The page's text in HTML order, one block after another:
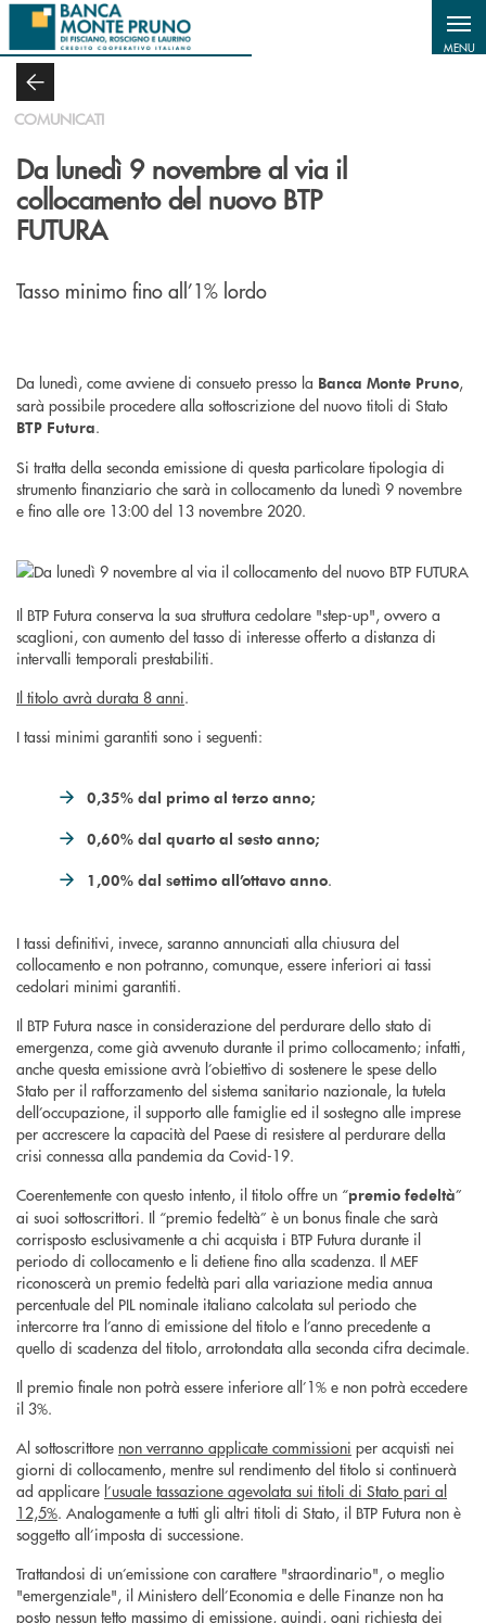
Salta al contenuto principale
MENU
COMUNICATI
Da lunedì 9 novembre al via il
collocamento del nuovo BTP
FUTURA
Tasso minimo fino all’1% lordo
Da lunedì, come avviene di consueto presso la Banca Monte Pruno,
sarà possibile procedere alla sottoscrizione del nuovo titoli di Stato
BTP Futura.
Si tratta della seconda emissione di questa particolare tipologia di
strumento finanziario che sarà in collocamento da lunedì 9 novembre
e fino alle ore 13:00 del 13 novembre 2020.
Il BTP Futura conserva la sua struttura cedolare "step-up", ovvero a
scaglioni, con aumento del tasso di interesse offerto a distanza di
intervalli temporali prestabiliti.
Il titolo avrà durata 8 anni.
I tassi minimi garantiti sono i seguenti:
0,35% dal primo al terzo anno;
0,60% dal quarto al sesto anno;
1,00% dal settimo all’ottavo anno.
I tassi definitivi, invece, saranno annunciati alla chiusura del
collocamento e non potranno, comunque, essere inferiori ai tassi
cedolari minimi garantiti.
Il BTP Futura nasce in considerazione del perdurare dello stato di
emergenza, come già avvenuto durante il primo collocamento; infatti,
anche questa emissione avrà l’obiettivo di sostenere le spese dello
Stato per il rafforzamento del sistema sanitario nazionale, la tutela
dell’occupazione, il supporto alle famiglie ed il sostegno alle imprese
per accrescere la capacità del Paese di resistere al perdurare della
crisi connessa alla pandemia da Covid-19.
Coerentemente con questo intento, il titolo offre un “premio fedeltà”
ai suoi sottoscrittori. Il “premio fedeltà” è un bonus finale che sarà
corrisposto esclusivamente a chi acquista i BTP Futura durante il
periodo di collocamento e li detiene fino alla scadenza. Il MEF
riconoscerà un premio fedeltà pari alla variazione media annua
percentuale del PIL nominale italiano calcolata sul periodo che
intercorre tra l’anno di emissione del titolo e l’anno precedente a
quello di scadenza del titolo, arrotondata alla seconda cifra decimale.
Il premio finale non potrà essere inferiore all’1% e non potrà eccedere
il 3%.
Al sottoscrittore non verranno applicate commissioni per acquisti nei
giorni di collocamento, mentre sul rendimento del titolo si continuerà
ad applicare l’usuale tassazione agevolata sui titoli di Stato pari al
12,5%. Analogamente a tutti gli altri titoli di Stato, il BTP Futura non è
soggetto all’imposta di successione.
Trattandosi di un’emissione con carattere "straordinario", o meglio
"emergenziale", il Ministero dell’Economia e delle Finanze non ha
posto nessun tetto massimo di emissione, quindi, ogni richiesta dei